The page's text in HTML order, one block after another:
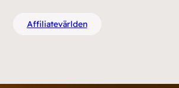
Affiliatevärlden